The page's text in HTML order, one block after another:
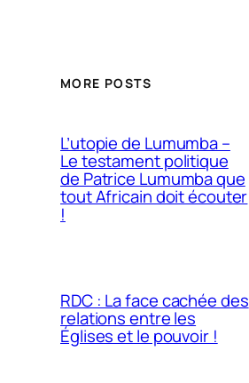
MORE POSTS
L’utopie de Lumumba –
Le testament politique
de Patrice Lumumba que
tout Africain doit écouter
!
RDC : La face cachée des
relations entre les
Églises et le pouvoir !